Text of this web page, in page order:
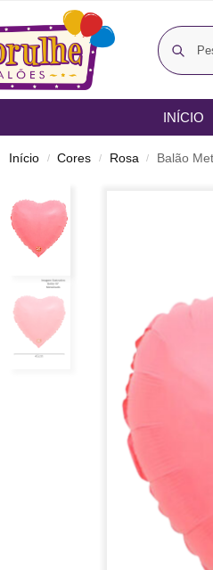
INÍCIO
Início / Cores / Rosa / Balão